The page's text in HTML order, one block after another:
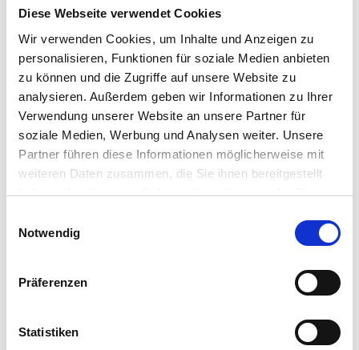
Diese Webseite verwendet Cookies
Wir verwenden Cookies, um Inhalte und Anzeigen zu
personalisieren, Funktionen für soziale Medien anbieten
zu können und die Zugriffe auf unsere Website zu
analysieren. Außerdem geben wir Informationen zu Ihrer
Verwendung unserer Website an unsere Partner für
soziale Medien, Werbung und Analysen weiter. Unsere
Partner führen diese Informationen möglicherweise mit
weiteren Daten zusammen, die Sie ihnen bereitgestellt
haben oder die sie im Rahmen Ihrer Nutzung der Dienste
Notwendig
Präferenzen
Statistiken
Penso versteht sich als Begleiterin, Ratgeberin
und Inspiratorin für Menschen, die mit Menschen
arbeiten sowie als hybrides
Weiterbildungsangebot für HR- und
Sozialversicherungsfachleute.
Rubriken